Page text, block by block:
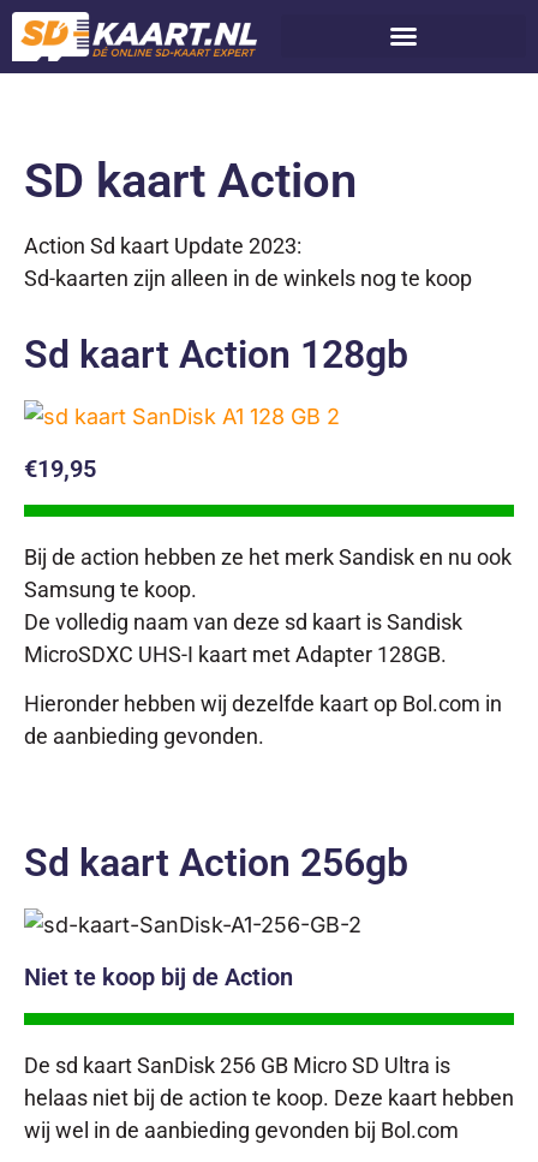
SD kaart Action
Action Sd kaart Update 2023:
Sd-kaarten zijn alleen in de winkels nog te koop
Sd kaart Action 128gb
€19,95
Bij de action hebben ze het merk Sandisk en nu ook
Samsung te koop.
De volledig naam van deze sd kaart is Sandisk
MicroSDXC UHS-I kaart met Adapter 128GB.
Hieronder hebben wij dezelfde kaart op Bol.com in
de aanbieding gevonden.
Sd kaart Action 256gb
Niet te koop bij de Action
De sd kaart SanDisk 256 GB Micro SD Ultra is
helaas niet bij de action te koop. Deze kaart hebben
wij wel in de aanbieding gevonden bij Bol.com